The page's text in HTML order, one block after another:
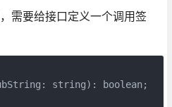
需要给接口定义一个调用签
string): boolean;